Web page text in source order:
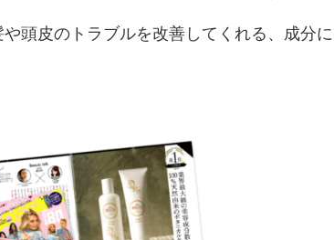
頭皮のトラブルを改善してくれる、成分に